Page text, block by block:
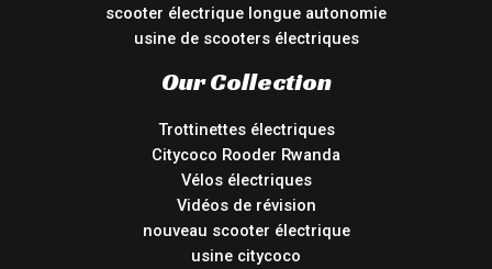
scooter électrique longue autonomie
usine de scooters électriques
Our Collection
Trottinettes électriques
Citycoco Rooder Rwanda
Vélos électriques
Vidéos de révision
nouveau scooter électrique
usine citycoco